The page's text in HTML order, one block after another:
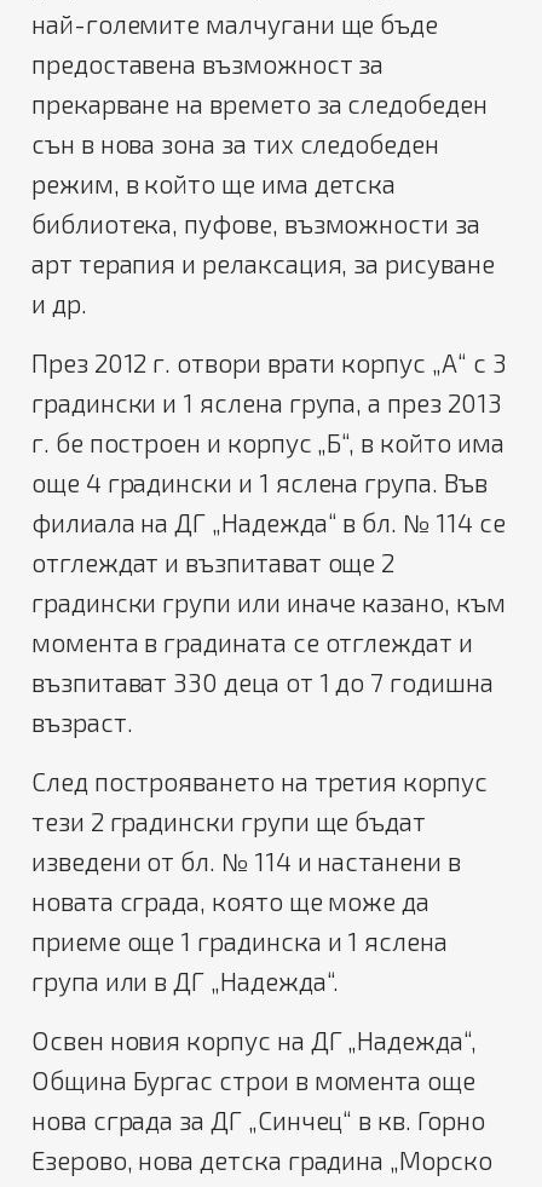
най-големите малчугани ще бъде
предоставена възможност за
прекарване на времето за следобеден
сън в нова зона за тих следобеден
режим, в който ще има детска
библиотека, пуфове, възможности за
арт терапия и релаксация, за рисуване
и др.
През 2012 г. отвори врати корпус „А“ с 3
градински и 1 яслена група, а през 2013
г. бе построен и корпус „Б“, в който има
още 4 градински и 1 яслена група. Във
филиала на ДГ „Надежда“ в бл. № 114 се
отглеждат и възпитават още 2
градински групи или иначе казано, към
момента в градината се отглеждат и
възпитават 330 деца от 1 до 7 годишна
възраст.
След построяването на третия корпус
тези 2 градински групи ще бъдат
изведени от бл. № 114 и настанени в
новата сграда, която ще може да
приеме още 1 градинска и 1 яслена
група или в ДГ „Надежда“.
Освен новия корпус на ДГ „Надежда“,
Община Бургас строи в момента още
нова сграда за ДГ „Синчец“ в кв. Горно
Езерово, нова детска градина „Морско